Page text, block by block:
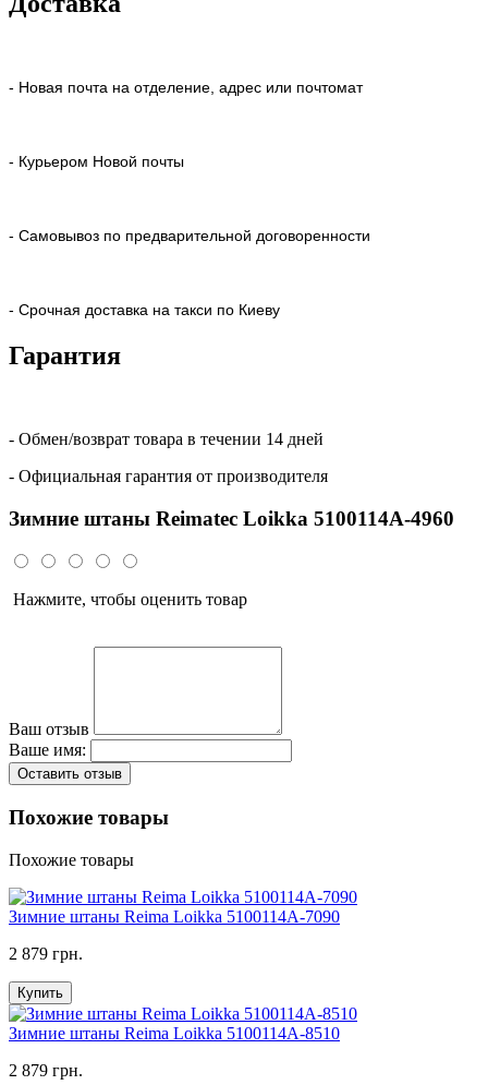
- Новая почта на отделение, адрес или почтомат
- Курьером Новой почты
- Самовывоз по предварительной договоренности
- Срочная доставка на такси по Киеву
Гарантия
- Обмен/возврат товара в течении 14 дней
- Официальная гарантия от производителя
Зимние штаны Reimatec Loikka 5100114A-4960
Нажмите, чтобы оценить товар
Ваш отзыв
Ваше имя:
Оставить отзыв
Похожие товары
Похожие товары
Зимние штаны Reima Loikka 5100114A-7090
2 879 грн.
Купить
Зимние штаны Reima Loikka 5100114A-8510
2 879 грн.